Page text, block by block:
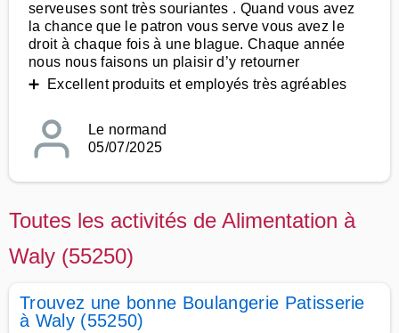
serveuses sont très souriantes . Quand vous avez
la chance que le patron vous serve vous avez le
droit à chaque fois à une blague. Chaque année
nous nous faisons un plaisir d’y retourner
➕ Excellent produits et employés très agréables
Le normand
05/07/2025
Toutes les activités de Alimentation à
Waly (55250)
Trouvez une bonne Boulangerie Patisserie
à Waly (55250)